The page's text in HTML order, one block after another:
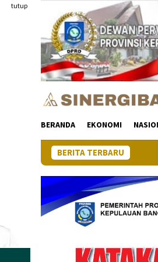
konten
tutup
BERANDA EKONOMI
BERITA TERBARU
Pertumbuhan